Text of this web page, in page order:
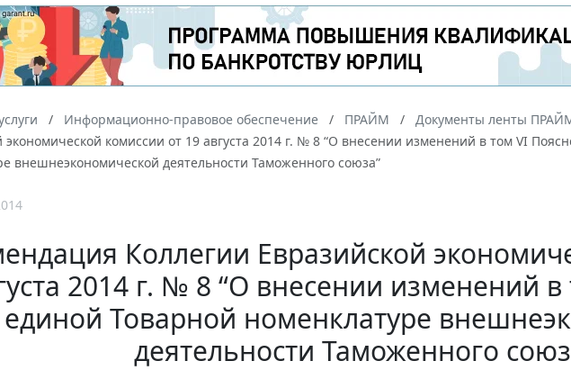
Информационно-правовое обеспечение ПРАЙМ Документы ленты
экономической комиссии от 19 августа 2014 г. № 8 “О внесении изменений в том VI
внешнеэкономической деятельности Таможенного союза”
Коллегии Евразийской
2014 г. № 8 “О внесении изменений
единой Товарной номенклатуре
деятельности Таможенного